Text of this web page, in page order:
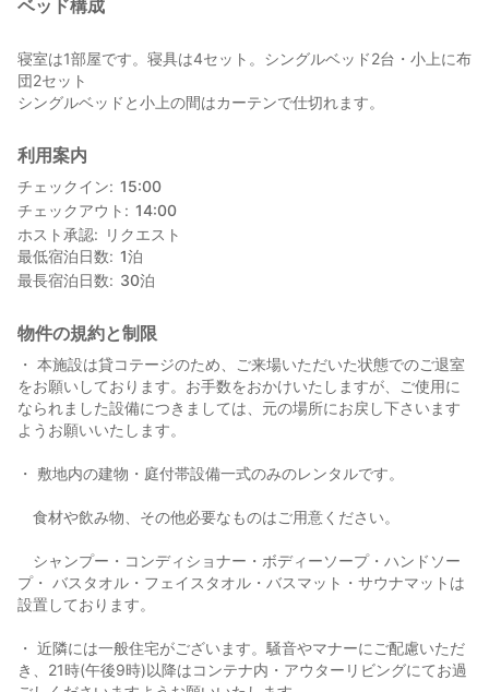
ベッド構成
寝室は1部屋です。寝具は4セット。シングルベッド2台・小上に布
団2セット
シングルベッドと小上の間はカーテンで仕切れます。
利用案内
チェックイン
15:00
チェックアウト
14:00
ホスト承認
リクエスト
最低宿泊日数
1泊
最長宿泊日数
30泊
物件の規約と制限
・ 本施設は貸コテージのため、ご来場いただいた状態でのご退室
をお願いしております。お手数をおかけいたしますが、ご使用に
なられました設備につきましては、元の場所にお戻し下さいます
ようお願いいたします。
・ 敷地内の建物・庭付帯設備一式のみのレンタルです。
食材や飲み物、その他必要なものはご用意ください。
シャンプー・コンディショナー・ボディーソープ・ハンドソー
プ・ バスタオル・フェイスタオル・バスマット・サウナマットは
設置しております。
・ 近隣には一般住宅がございます。騒音やマナーにご配慮いただ
き、21時(午後9時)以降はコンテナ内・アウターリビングにてお過